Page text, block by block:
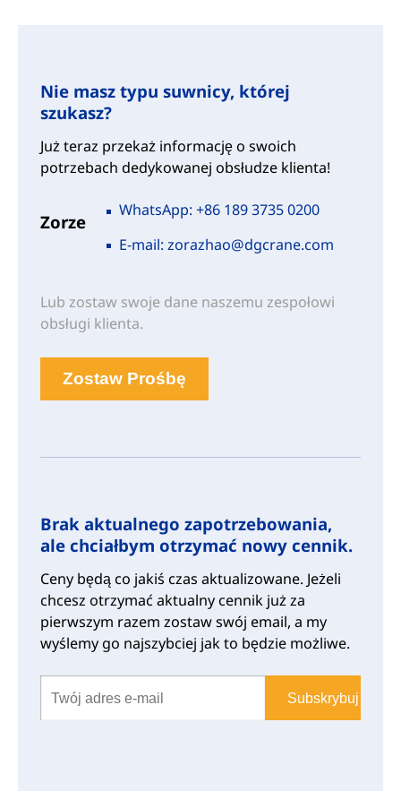
Nie masz typu suwnicy, której
szukasz?
Już teraz przekaż informację o swoich
potrzebach dedykowanej obsłudze klienta!
Zorze
WhatsApp: +86 189 3735 0200
E-mail: zorazhao@dgcrane.com
Lub zostaw swoje dane naszemu zespołowi
obsługi klienta.
Zostaw Prośbę
Brak aktualnego zapotrzebowania,
ale chciałbym otrzymać nowy cennik.
Ceny będą co jakiś czas aktualizowane. Jeżeli
chcesz otrzymać aktualny cennik już za
pierwszym razem zostaw swój email, a my
wyślemy go najszybciej jak to będzie możliwe.
Subskrybuj